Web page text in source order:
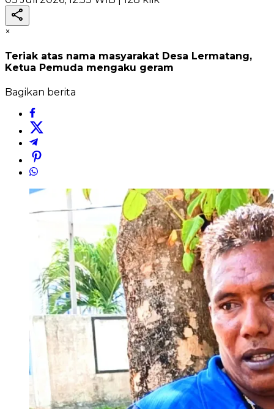
×
Teriak atas nama masyarakat Desa Lermatang,
Ketua Pemuda mengaku geram
Bagikan berita